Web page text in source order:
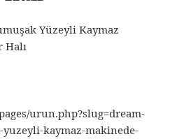
Yüzeyli Kaymaz
Halı
urun.php?slug=dream-
kaymaz-makinede-